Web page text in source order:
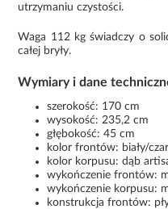
utrzymaniu czystości.
Waga 112 kg świadczy o
całej bryły.
Wymiary i dane
szerokość: 170 cm
wysokość: 235,2 cm
głębokość: 45 cm
kolor frontów: biały/
kolor korpusu: dąb
wykończenie frontów:
wykończenie korpusu:
konstrukcja frontów: